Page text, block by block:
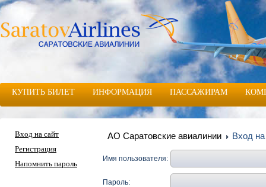
КУПИТЬ БИЛЕТ ИНФОРМАЦИЯ ПАССАЖИРАМ
Вход на сайт
Регистрация
Напомнить пароль
АО Саратовские авиалинии Вход на
Имя пользователя:
Пароль: